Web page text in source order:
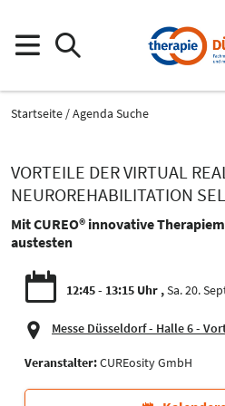
Startseite
Agenda Suche
VORTEILE DER VIRTUAL
NEUROREHABILITATION
Mit CUREO® innovative
austesten
12:45 - 13:15 Uhr Sa. 20.
Messe Düsseldorf - Halle 6 -
Veranstalter:CUREosity GmbH